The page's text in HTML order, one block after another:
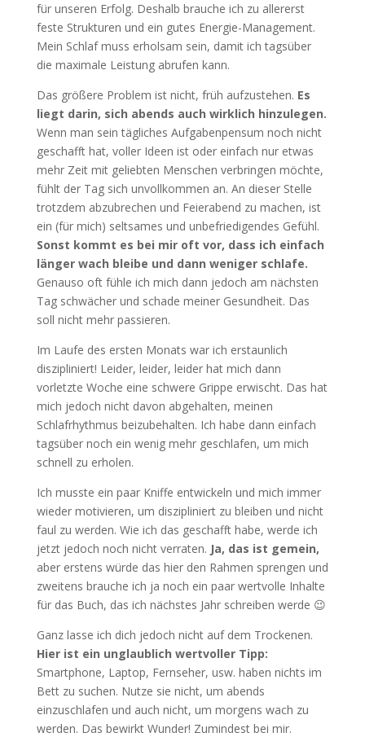
für unseren Erfolg. Deshalb brauche ich zu allererst
feste Strukturen und ein gutes Energie-Management.
Mein Schlaf muss erholsam sein, damit ich tagsüber
die maximale Leistung abrufen kann.
Das größere Problem ist nicht, früh aufzustehen. Es
liegt darin, sich abends auch wirklich hinzulegen.
Wenn man sein tägliches Aufgabenpensum noch nicht
geschafft hat, voller Ideen ist oder einfach nur etwas
mehr Zeit mit geliebten Menschen verbringen möchte,
fühlt der Tag sich unvollkommen an. An dieser Stelle
trotzdem abzubrechen und Feierabend zu machen, ist
ein (für mich) seltsames und unbefriedigendes Gefühl.
Sonst kommt es bei mir oft vor, dass ich einfach
länger wach bleibe und dann weniger schlafe.
Genauso oft fühle ich mich dann jedoch am nächsten
Tag schwächer und schade meiner Gesundheit. Das
soll nicht mehr passieren.
Im Laufe des ersten Monats war ich erstaunlich
diszipliniert! Leider, leider, leider hat mich dann
vorletzte Woche eine schwere Grippe erwischt. Das hat
mich jedoch nicht davon abgehalten, meinen
Schlafrhythmus beizubehalten. Ich habe dann einfach
tagsüber noch ein wenig mehr geschlafen, um mich
schnell zu erholen.
Ich musste ein paar Kniffe entwickeln und mich immer
wieder motivieren, um diszipliniert zu bleiben und nicht
faul zu werden. Wie ich das geschafft habe, werde ich
jetzt jedoch noch nicht verraten. Ja, das ist gemein,
aber erstens würde das hier den Rahmen sprengen und
zweitens brauche ich ja noch ein paar wertvolle Inhalte
für das Buch, das ich nächstes Jahr schreiben werde 😉
Ganz lasse ich dich jedoch nicht auf dem Trockenen.
Hier ist ein unglaublich wertvoller Tipp:
Smartphone, Laptop, Fernseher, usw. haben nichts im
Bett zu suchen. Nutze sie nicht, um abends
einzuschlafen und auch nicht, um morgens wach zu
werden. Das bewirkt Wunder! Zumindest bei mir.